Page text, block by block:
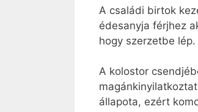
A családi birtok
édesanyja férjhez
hogy szerzetbe
A kolostor
állapota, ezért